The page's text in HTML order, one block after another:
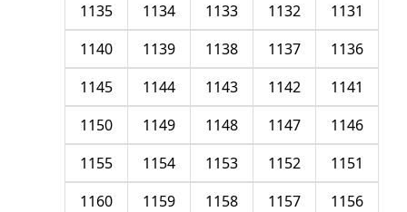
1131
1132
1133
1134
1135
1136
1137
1138
1139
1140
1141
1142
1143
1144
1145
1146
1147
1148
1149
1150
1151
1152
1153
1154
1155
1156
1157
1158
1159
1160